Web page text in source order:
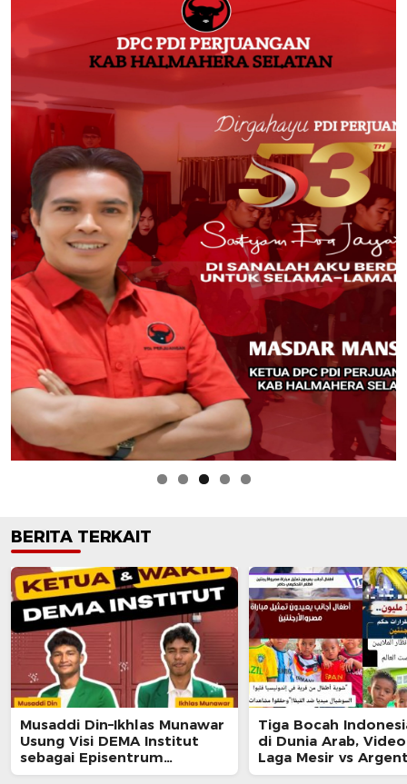
BERITA TERKAIT
Musaddi Din–Ikhlas Munawar
Usung Visi DEMA Institut
sebagai Episentrum
Peradaban Mahasiswa
Tiga Bocah
di Dunia Arab,
Laga Mesir vs
Tembus 100 Juta